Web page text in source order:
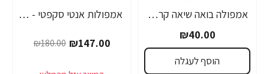
אמפולה בואה שיאה קראטין טבעי סרינה קיי 12 מ"ל - מבית Saryna Key
₪40.00
הוסף לעגלה
אמפולות אנטי סקפטי - לחיזוק שורשי השיער סרינה קיי נגד נשירה Unique Pro - מבית Saryna Key
₪147.00
₪180.00